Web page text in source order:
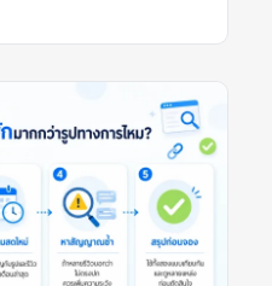
ณร่วมกัน ทั้งรูปจริงจากผู้เข้าพัก
ไร? รีวิวพูลวิลล่าที่ดี คือรีวิวที่
จ ไม่ได้มีประโยชน์แค่เพราะให้
ดีในด้านใด มีข้อจำกัดอะไร
ที่ดีควรตอบคำถามสำคัญ เช่น
ปล่า ห้องนอนพอสำหรับจำนวน
ม ทำเลเดินทางง่ายหรือไม่ และมี
อเปล่า ตัวอย่างรีวิวที่มีประโยชน์
พอดี เตียงเสริมใช้ได้ สระน้ำ
ใช้รถส่วนตัว” รีวิวแบบนี้ช่วยให้